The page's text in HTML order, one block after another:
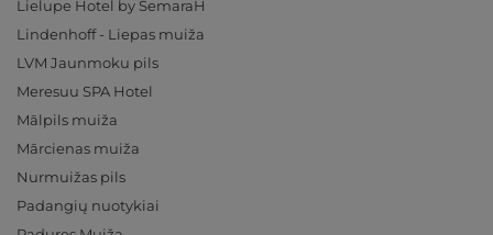
Lielupe Hotel by SemaraH
Lindenhoff - Liepas muiža
LVM Jaunmoku pils
Meresuu SPA Hotel
Mālpils muiža
Mārcienas muiža
Nurmuižas pils
Padangių nuotykiai